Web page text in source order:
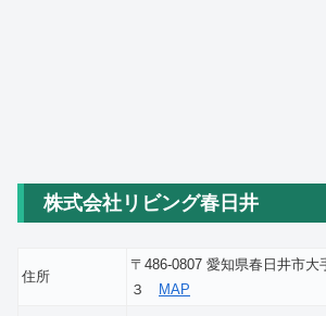
株式会社リビング春日井
住所
〒486-0807 愛知県春日井市大
３ MAP